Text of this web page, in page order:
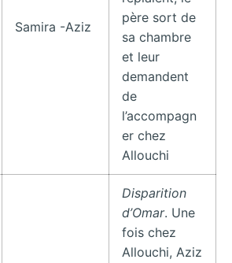
Samira -Aziz
père sort de
sa chambre
et leur
demandent
de
l’accompagn
er chez
Allouchi
Disparition
d’Omar. Une
fois chez
Allouchi, Aziz